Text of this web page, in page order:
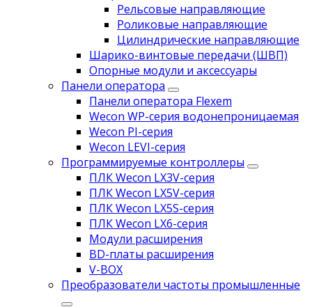
Рельсовые направляющие
Роликовые направляющие
Цилиндрические направляющие
Шарико-винтовые передачи (ШВП)
Опорные модули и аксессуары
Панели оператора
Панели оператора Flexem
Wecon WP-серия водонепроницаемая
Wecon PI-серия
Wecon LEVI-серия
Программируемые контроллеры
ПЛК Wecon LX3V-серия
ПЛК Wecon LX5V-серия
ПЛК Wecon LX5S-серия
ПЛК Wecon LX6-серия
Модули расширения
BD-платы расширения
V-BOX
Преобразователи частоты промышленные